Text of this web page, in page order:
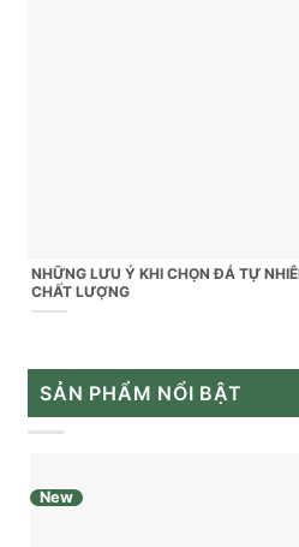
NHỮNG LƯU Ý KHI CHỌN ĐÁ TỰ
CHẤT LƯỢNG
SẢN PHẨM NỔI BẬT
New